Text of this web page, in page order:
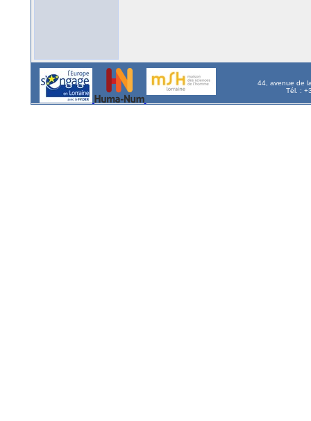
44, avenue de
Tél. :